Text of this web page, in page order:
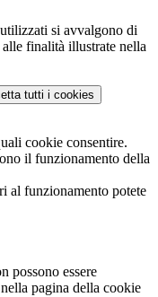
si avvalgono di
finalità illustrate nella
tutti i cookies
cookie consentire.
il funzionamento della
al funzionamento potete
possono essere
pagina della cookie